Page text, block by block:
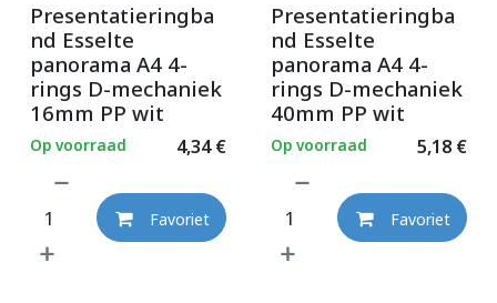
Presentatieringba
nd Esselte
panorama A4 4-
rings D-mechaniek
16mm PP wit
4,34€
Op voorraad
Favoriet
Presentatieringba
nd Esselte
panorama A4 4-
rings D-mechaniek
40mm PP wit
5,18€
Op voorraad
Favoriet